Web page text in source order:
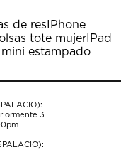
de res IPhone
tote mujer IPad
estampado
3